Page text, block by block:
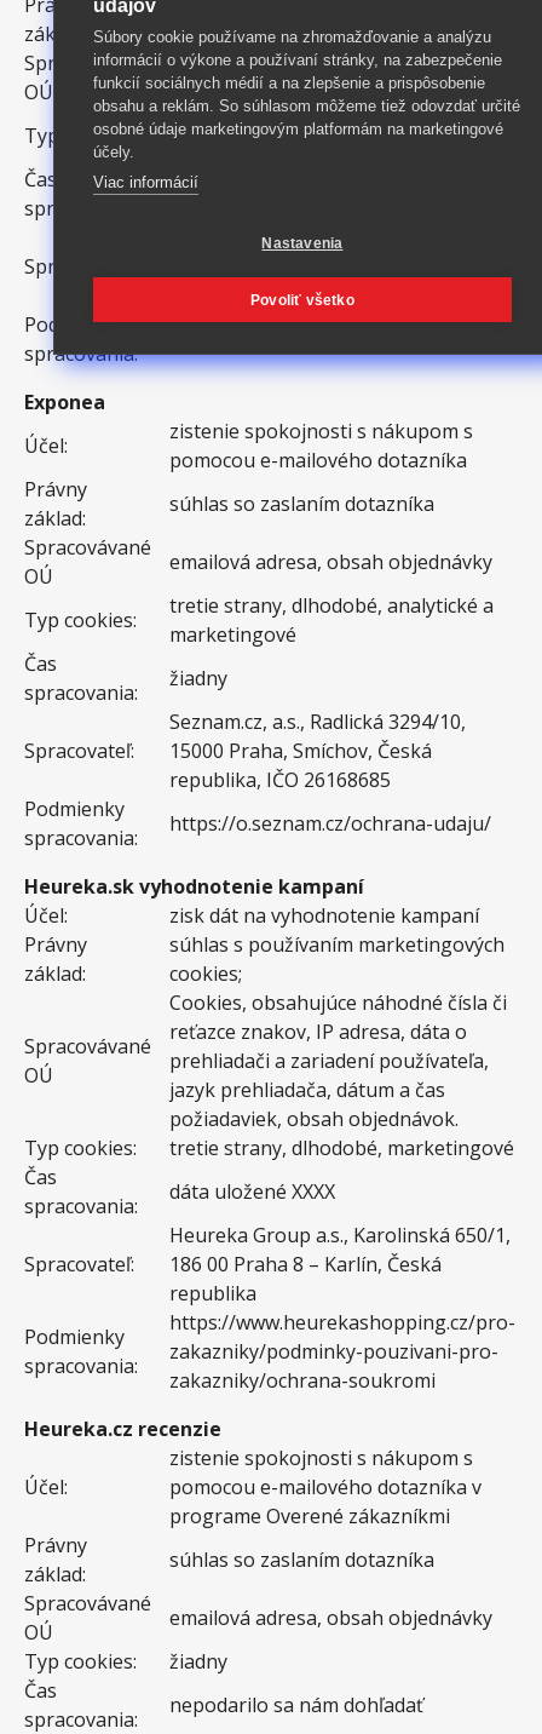
základ:
Spracovávané
OÚ
emailová adresa, obsah objednávky
Typ cookies:
tretie strany, dlhodobé, analytické a
Čas
spracovania:
žiadny
Spracovateľ:
Seznam.cz, a.s., Radlická 3294/10,
republika, IČO 26168685
Podmienky
spracovania:
Exponea
Účel:
zistenie spokojnosti s nákupom s
pomocou e-mailového dotazníka
Právny
základ:
súhlas so zaslaním dotazníka
Spracovávané
OÚ
emailová adresa, obsah objednávky
Typ cookies:
tretie strany, dlhodobé, analytické a
marketingové
Čas
spracovania:
žiadny
Spracovateľ:
Seznam.cz, a.s., Radlická 3294/10,
15000 Praha, Smíchov, Česká
republika, IČO 26168685
Podmienky
spracovania:
https://o.seznam.cz/ochrana-udaju/
Heureka.sk vyhodnotenie kampaní
Účel:
zisk dát na vyhodnotenie kampaní
Právny
základ:
súhlas s používaním marketingových
cookies;
Spracovávané
OÚ
Cookies, obsahujúce náhodné čísla či
reťazce znakov, IP adresa, dáta o
prehliadači a zariadení používateľa,
jazyk prehliadača, dátum a čas
požiadaviek, obsah objednávok.
Typ cookies:
tretie strany, dlhodobé, marketingové
Čas
spracovania:
dáta uložené XXXX
Spracovateľ:
Heureka Group a.s., Karolinská 650/1,
186 00 Praha 8 – Karlín, Česká
republika
Podmienky
spracovania:
https://www.heurekashopping.cz/pro-
zakazniky/podminky-pouzivani-pro-
zakazniky/ochrana-soukromi
Heureka.cz recenzie
Účel:
zistenie spokojnosti s nákupom s
pomocou e-mailového dotazníka v
programe Overené zákazníkmi
Právny
základ:
súhlas so zaslaním dotazníka
Spracovávané
OÚ
emailová adresa, obsah objednávky
Typ cookies:
žiadny
Čas
spracovania:
nepodarilo sa nám dohľadať
údajov
Súbory cookie používame na zhromažďovanie a analýzu
informácií o výkone a používaní stránky, na zabezpečenie
funkcií sociálnych médií a na zlepšenie a prispôsobenie
obsahu a reklám. So súhlasom môžeme tiež odovzdať určité
osobné údaje marketingovým platformám na marketingové
účely.
Viac informácií
Nastavenia
Povoliť všetko